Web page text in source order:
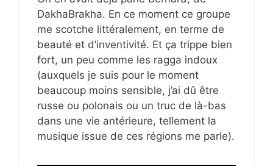
DakhaBrakha. En ce moment ce groupe
me scotche littéralement, en terme de
beauté et d’inventivité. Et ça trippe bien
fort, un peu comme les ragga indoux
(auxquels je suis pour le moment
beaucoup moins sensible, j’ai dû être
russe ou polonais ou un truc de là-bas
dans une vie antérieure, tellement la
musique issue de ces régions me parle).